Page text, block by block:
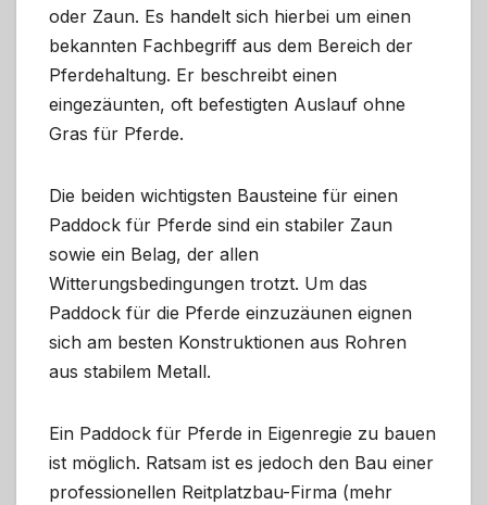
oder Zaun. Es handelt sich hierbei um einen
bekannten Fachbegriff aus dem Bereich der
Pferdehaltung. Er beschreibt einen
eingezäunten, oft befestigten Auslauf ohne
Gras für Pferde.
Die beiden wichtigsten Bausteine für einen
Paddock für Pferde sind ein stabiler Zaun
sowie ein Belag, der allen
Witterungsbedingungen trotzt. Um das
Paddock für die Pferde einzuzäunen eignen
sich am besten Konstruktionen aus Rohren
aus stabilem Metall.
Ein Paddock für Pferde in Eigenregie zu bauen
ist möglich. Ratsam ist es jedoch den Bau einer
professionellen Reitplatzbau-Firma (mehr